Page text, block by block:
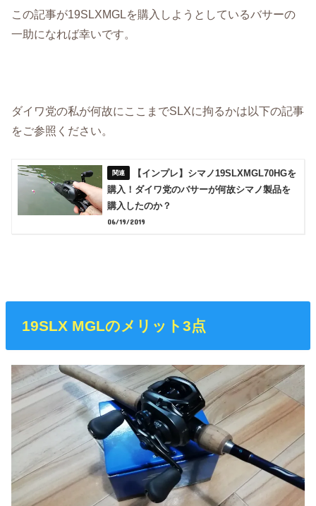
この記事が19SLXMGLを購入しようとしているバサーの
一助になれば幸いです。
ダイワ党の私が何故にここまでSLXに拘るかは以下の記事
をご参照ください。
【インプレ】シマノ19SLXMGL70HGを
購入！ダイワ党のバサーが何故シマノ製品を
購入したのか？
06/19/2019
19SLX MGLのメリット3点